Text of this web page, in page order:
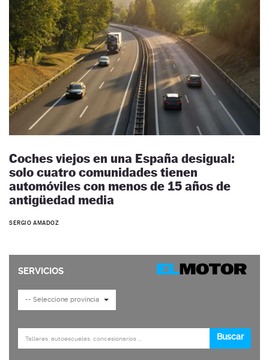
Coches viejos en una España desigual:
solo cuatro comunidades tienen
automóviles con menos de 15 años de
antigüedad media
SERGIO AMADOZ